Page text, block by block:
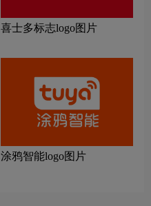
喜士多标志logo图片
涂鸦智能logo图片